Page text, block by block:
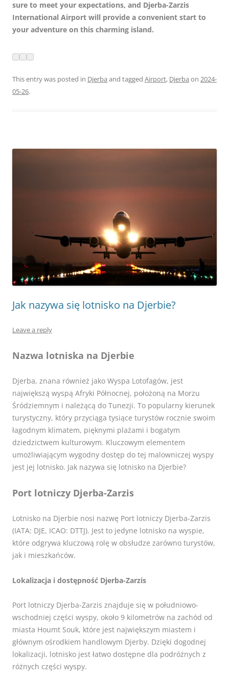
sure to meet your expectations, and Djerba-Zarzis
International Airport will provide a convenient start to
your adventure on this charming island.
This entry was posted in Djerba and tagged Airport, Djerba on 2024-
05-26.
Jak nazywa się lotnisko na Djerbie?
Leave a reply
Nazwa lotniska na Djerbie
Djerba, znana również jako Wyspa Lotofagów, jest
największą wyspą Afryki Północnej, położoną na Morzu
Śródziemnym i należącą do Tunezji. To popularny kierunek
turystyczny, który przyciąga tysiące turystów rocznie swoim
łagodnym klimatem, pięknymi plażami i bogatym
dziedzictwem kulturowym. Kluczowym elementem
umożliwiającym wygodny dostęp do tej malowniczej wyspy
jest jej lotnisko. Jak nazywa się lotnisko na Djerbie?
Port lotniczy Djerba-Zarzis
Lotnisko na Djerbie nosi nazwę Port lotniczy Djerba-Zarzis
(IATA: DJE, ICAO: DTTJ). Jest to jedyne lotnisko na wyspie,
które odgrywa kluczową rolę w obsłudze zarówno turystów,
jak i mieszkańców.
Lokalizacja i dostępność Djerba-Zarzis
Port lotniczy Djerba-Zarzis znajduje się w południowo-
wschodniej części wyspy, około 9 kilometrów na zachód od
miasta Houmt Souk, które jest największym miastem i
głównym ośrodkiem handlowym Djerby. Dzięki dogodnej
lokalizacji, lotnisko jest łatwo dostępne dla podróżnych z
różnych części wyspy.